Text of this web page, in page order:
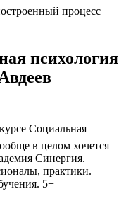
процесс
психология
Социальная
в целом хочется
Синергия.
практики.
5+